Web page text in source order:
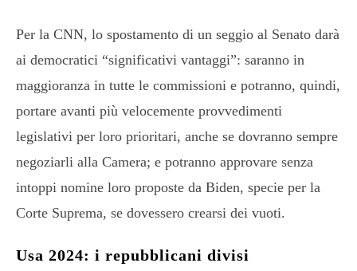
Per la CNN, lo spostamento di un seggio al Senato darà
ai democratici “significativi vantaggi”: saranno in
maggioranza in tutte le commissioni e potranno, quindi,
portare avanti più velocemente provvedimenti
legislativi per loro prioritari, anche se dovranno sempre
negoziarli alla Camera; e potranno approvare senza
intoppi nomine loro proposte da Biden, specie per la
Corte Suprema, se dovessero crearsi dei vuoti.
Usa 2024: i repubblicani divisi